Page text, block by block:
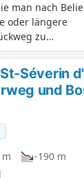
man nach
oder längere
zu
angenehme
Zahlreiche
Quellen,
Séverin
und
m
-190 m